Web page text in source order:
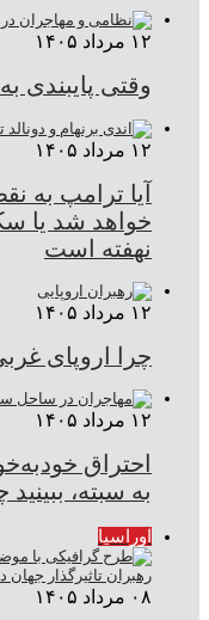
۱۲ مرداد ۱۴۰۵
وقتی پایبندی
۱۲ مرداد ۱۴۰۵
آیا ترامپ به
خواهد شد یا
نهفته است
۱۲ مرداد ۱۴۰۵
چرا اروپای
۱۲ مرداد ۱۴۰۵
احتراق
به سبته،
اوراسیا
۰۸ مرداد ۱۴۰۵